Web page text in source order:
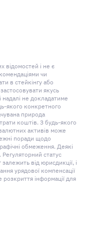
відомостей і не є
чи
в стейкінгу або
якусь
надалі не докладатиме
якого конкретного
природа
коштів. З будь-якого
активів може
поради щодо
обмеження. Деякі
статус
від юрисдикції, і
урядової компенсації
інформації для